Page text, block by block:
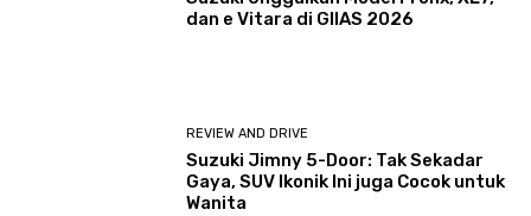
dan e Vitara di GIIAS 2026
REVIEW AND DRIVE
Suzuki Jimny 5-Door: Tak Sekadar
Gaya, SUV Ikonik Ini juga Cocok untuk
Wanita